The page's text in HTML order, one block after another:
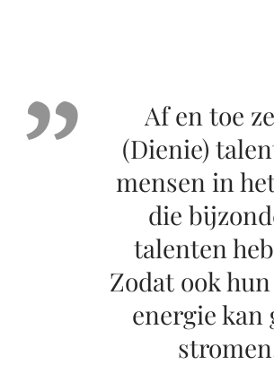
Af en toe
(Dienie)
mensen in
die
talenten
Zodat ook
energie kan